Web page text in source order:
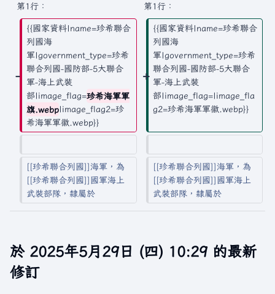
摘
第1行： 第1行：
{{國家資料|name=珍希聯合
列國海
軍|government_type=珍希
聯合列國-國防部-5大聯合
軍-海上武裝
部|image_flag=珍希海軍軍
旗.webp|image_flag2=珍
希海軍軍徽.webp}}
{{國家資料|name=珍希聯合
列國海
軍|government_type=珍希
聯合列國-國防部-5大聯合
軍-海上武裝
部|image_flag=|image_fla
g2=珍希海軍軍徽.webp}}
[[珍希聯合列國]]海軍，為
[[珍希聯合列國]]國軍海上
武裝部隊，隸屬於
[[珍希聯合列國]]海軍，為
[[珍希聯合列國]]國軍海上
武裝部隊，隸屬於
於 2025年5月29日 (四) 10:29 的最新
修訂